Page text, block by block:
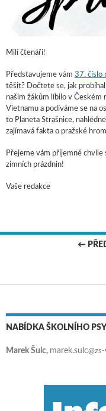
Milí čtenáři!
Představujeme vám 37. číslo
těšit? Dočtete se, jak
našim žákům líbilo v Českém
Vietnamu a podíváme se na
to Planeta Strašnice,
zajímavá fakta o pražské
Přejeme vám příjemné
zimních prázdnin!
Vaše redakce
←
NABÍDKA ŠKOLNÍHO
Marek Šulc, marek.sulc